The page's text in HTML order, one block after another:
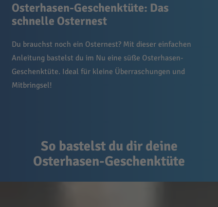
Osterhasen-Geschenktüte: Das
schnelle Osternest
Du brauchst noch ein Osternest? Mit dieser einfachen
Anleitung bastelst du im Nu eine süße Osterhasen-
Geschenktüte. Ideal für kleine Überraschungen und
Mitbringsel!
So bastelst du dir deine
Osterhasen-Geschenktüte